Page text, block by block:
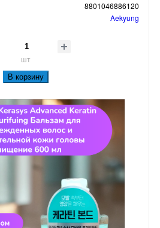
8801046886120
Aekyung
шт
В корзину